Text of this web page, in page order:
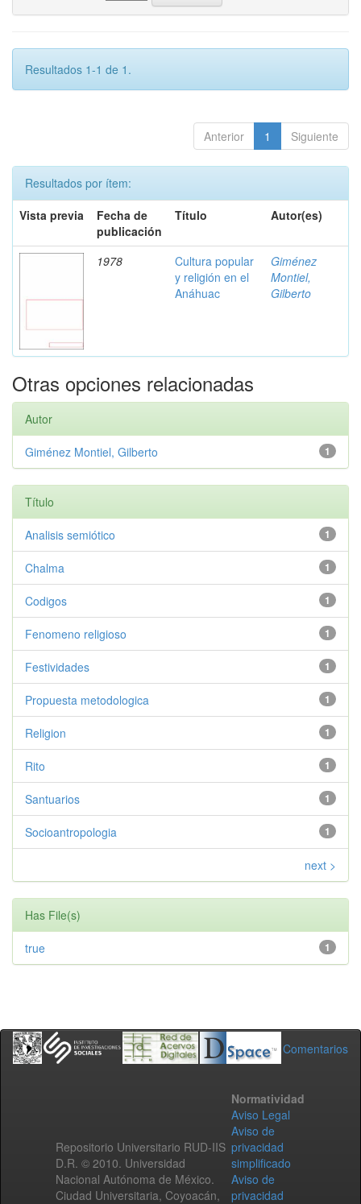
Resultados 1-1 de 1.
Anterior 1 Siguiente
Resultados por ítem:
Vista previa
Fecha de
publicación
Título Autor(es)
1978
Cultura popular
y religión en el
Anáhuac
Giménez
Montiel,
Gilberto
Otras opciones relacionadas
Autor
1
Giménez Montiel, Gilberto
Título
1
Analisis semiótico
1
Chalma
1
Codigos
1
Fenomeno religioso
1
Festividades
1
Propuesta metodologica
1
Religion
1
Rito
1
Santuarios
1
Socioantropologia
next >
Has File(s)
1
true
Comentarios
Repositorio Universitario RUD-IIS
D.R. © 2010. Universidad
Nacional Autónoma de México.
Ciudad Universitaria, Coyoacán,
Normatividad
Aviso Legal
Aviso de
privacidad
simplificado
Aviso de
privacidad